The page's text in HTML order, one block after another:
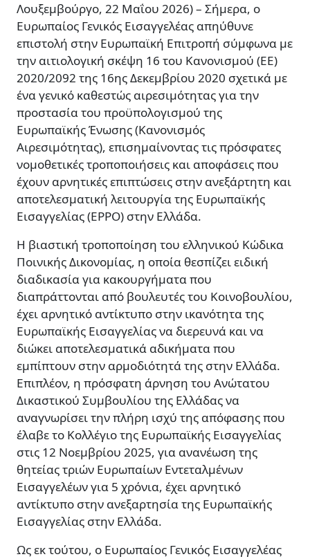
Λουξεμβούργο, 22 Μαΐου 2026) – Σήμερα, ο
Ευρωπαίος Γενικός Εισαγγελέας απηύθυνε
επιστολή στην Ευρωπαϊκή Επιτροπή σύμφωνα με
την αιτιολογική σκέψη 16 του Κανονισμού (ΕΕ)
2020/2092 της 16ης Δεκεμβρίου 2020 σχετικά με
ένα γενικό καθεστώς αιρεσιμότητας για την
προστασία του προϋπολογισμού της
Ευρωπαϊκής Ένωσης (Κανονισμός
Αιρεσιμότητας), επισημαίνοντας τις πρόσφατες
νομοθετικές τροποποιήσεις και αποφάσεις που
έχουν αρνητικές επιπτώσεις στην ανεξάρτητη και
αποτελεσματική λειτουργία της Ευρωπαϊκής
Εισαγγελίας (EPPO) στην Ελλάδα.
Η βιαστική τροποποίηση του ελληνικού Κώδικα
Ποινικής Δικονομίας, η οποία θεσπίζει ειδική
διαδικασία για κακουργήματα που
διαπράττονται από βουλευτές του Κοινοβουλίου,
έχει αρνητικό αντίκτυπο στην ικανότητα της
Ευρωπαϊκής Εισαγγελίας να διερευνά και να
διώκει αποτελεσματικά αδικήματα που
εμπίπτουν στην αρμοδιότητά της στην Ελλάδα.
Επιπλέον, η πρόσφατη άρνηση του Ανώτατου
Δικαστικού Συμβουλίου της Ελλάδας να
αναγνωρίσει την πλήρη ισχύ της απόφασης που
έλαβε το Κολλέγιο της Ευρωπαϊκής Εισαγγελίας
στις 12 Νοεμβρίου 2025, για ανανέωση της
θητείας τριών Ευρωπαίων Εντεταλμένων
Εισαγγελέων για 5 χρόνια, έχει αρνητικό
αντίκτυπο στην ανεξαρτησία της Ευρωπαϊκής
Εισαγγελίας στην Ελλάδα.
Ως εκ τούτου, ο Ευρωπαίος Γενικός Εισαγγελέας